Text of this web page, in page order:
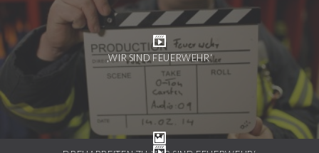
‚WIR SIND FEUERWEHR‘